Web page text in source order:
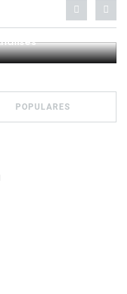
POPULARES